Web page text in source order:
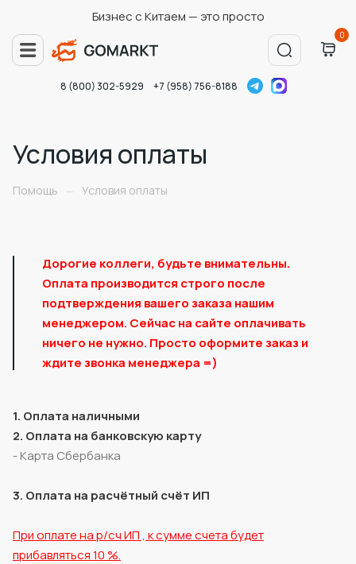
Бизнес с Китаем — это просто
0
8 (800) 302-5929 +7 (958) 756-8188
Условия оплаты
Помощь — Условия оплаты
Дорогие коллеги, будьте внимательны.
Оплата производится строго после
подтверждения вашего заказа нашим
менеджером. Сейчас на сайте оплачивать
ничего не нужно. Просто оформите заказ и
ждите звонка менеджера =)
1. Оплата наличными
2. Оплата на банковскую карту
- Карта Сбербанка
3. Оплата на расчётный счёт ИП
При оплате на р/сч ИП , к сумме счета будет
прибавляться 10 %.